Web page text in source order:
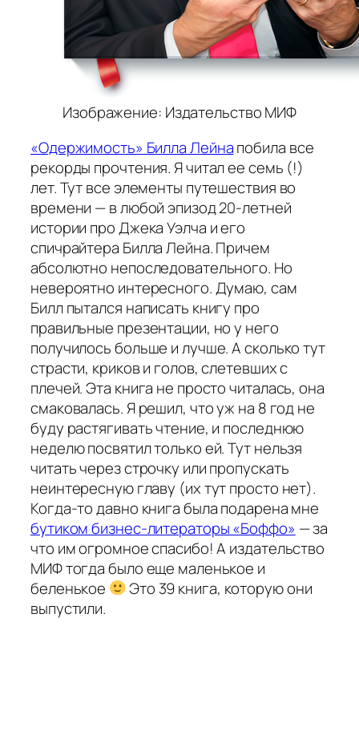
Изображение: Издательство МИФ
«Одержимость» Билла Лейнапобила все
рекорды прочтения. Я читал ее семь (!)
лет. Тут все элементы путешествия во
времени — в любой эпизод 20-летней
истории про Джека Уэлча и его
спичрайтера Билла Лейна. Причем
абсолютно непоследовательного. Но
невероятно интересного. Думаю, сам
Билл пытался написать книгу про
правильные презентации, но у него
получилось больше и лучше. А сколько тут
страсти, криков и голов, слетевших с
плечей. Эта книга не просто читалась, она
смаковалась. Я решил, что уж на 8 год не
буду растягивать чтение, и последнюю
неделю посвятил только ей. Тут нельзя
читать через строчку или пропускать
неинтересную главу (их тут просто нет).
Когда-то давно книга была подарена мне
бутиком бизнес-литераторы «Боффо» — за
что им огромное спасибо! А издательство
МИФ тогда было еще маленькое и
беленькое
Это 39 книга, которую они
выпустили.